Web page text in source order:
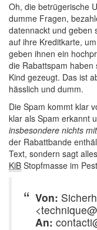
Oh, die betrügerische
dumme Fragen,
datennackt und geben
auf ihre Kreditkarte,
geben ihnen ein
die Rabattspam haben
Kind gezeugt. Das ist
hässlich und dumm.
Die Spam kommt klar
klar als Spam erkannt
insbesondere nichts
der Rabattbande
Text, sondern sagt
KiB Stopfmasse im
Von:
An: